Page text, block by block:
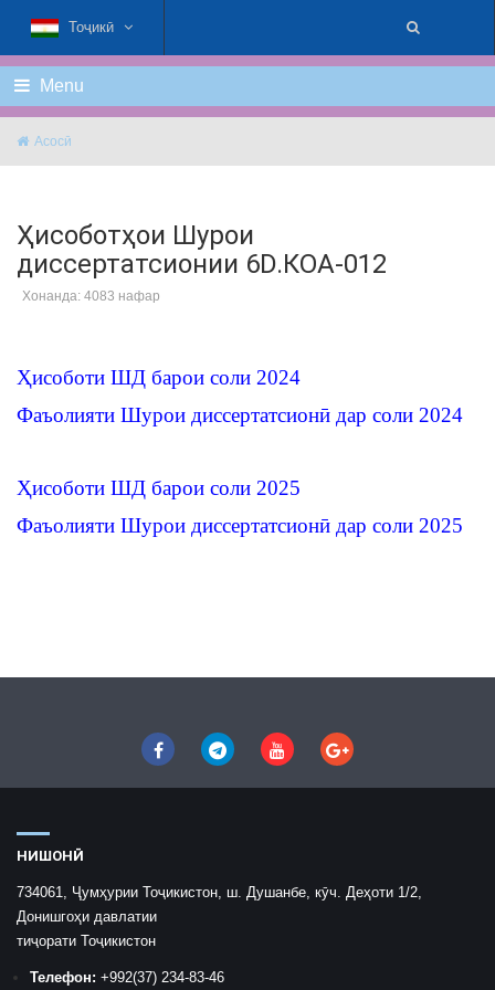
Тоҷикӣ
Menu
Асосӣ
Ҳисоботҳои Шурои
диссертатсионии 6D.КОА-012
Хонанда: 4083 нафар
Ҳисоботи ШД барои соли 2024
Фаъолияти Шурои диссертатсионӣ дар соли 2024
Ҳисоботи ШД барои соли 2025
Фаъолияти Шурои диссертатсионӣ дар соли 2025
НИШОНӢ
734061, Ҷумҳурии Тоҷикистон, ш. Душанбе, кӯч. Деҳоти 1/2,
Донишгоҳи давлатии
тиҷорати Тоҷикистон
Телефон: +992(37) 234-83-46